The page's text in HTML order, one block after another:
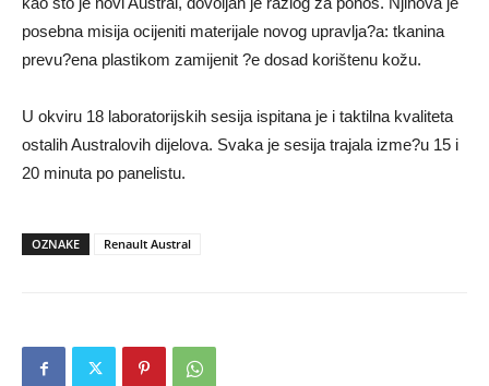
posebna misija ocijeniti materijale novog upravlja?a: tkanina
prevu?ena plastikom zamijenit ?e dosad korištenu kožu.
U okviru 18 laboratorijskih sesija ispitana je i taktilna kvaliteta
ostalih Australovih dijelova. Svaka je sesija trajala izme?u 15 i
20 minuta po panelistu.
OZNAKE Renault Austral